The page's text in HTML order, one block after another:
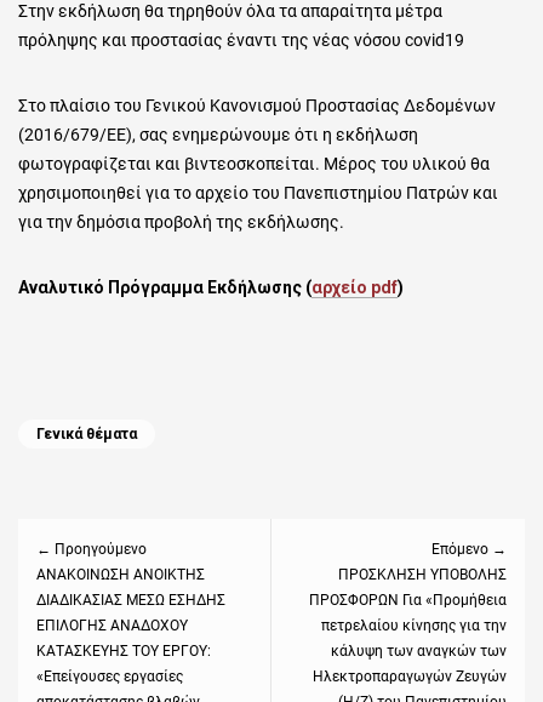
Στην εκδήλωση θα τηρηθούν όλα τα απαραίτητα μέτρα
πρόληψης και προστασίας έναντι της νέας νόσου covid19
Στο πλαίσιο του Γενικού Κανονισμού Προστασίας Δεδομένων
(2016/679/ΕΕ), σας ενημερώνουμε ότι η εκδήλωση
φωτογραφίζεται και βιντεοσκοπείται. Μέρος του υλικού θα
χρησιμοποιηθεί για το αρχείο του Πανεπιστημίου Πατρών και
για την δημόσια προβολή της εκδήλωσης.
Αναλυτικό Πρόγραμμα Εκδήλωσης (αρχείο pdf)
Categories
Γενικά θέματα
← Προηγούμενο
Previous
post:
ΑΝΑΚΟΙΝΩΣΗ ΑΝΟΙΚΤΗΣ
ΔΙΑΔΙΚΑΣΙΑΣ ΜΕΣΩ ΕΣΗΔΗΣ
ΕΠΙΛΟΓΗΣ ΑΝΑΔΟΧΟΥ
ΚΑΤΑΣΚΕΥΗΣ ΤΟΥ ΕΡΓΟΥ:
«Επείγουσες εργασίες
Επόμενο →
post:
ΠΡΟΣΚΛΗΣΗ ΥΠΟΒΟΛΗΣ
ΠΡΟΣΦΟΡΩΝ Για «Προμήθεια
πετρελαίου κίνησης για την
κάλυψη των αναγκών των
Ηλεκτροπαραγωγών Ζευγών